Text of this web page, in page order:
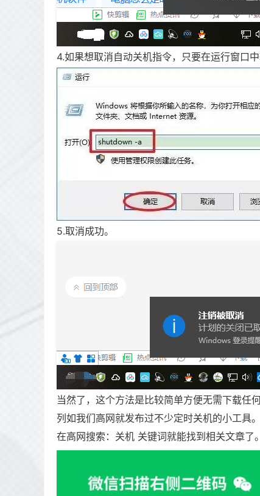
4.如果想取消自动关机指令，只要在运行窗口中
5.取消成功。
当然了，这个方法是比较简单方便无需下载任
列如我们高网就发布过不少定时关机的小工具。
在高网搜索：关机 关键词就能找到相关文章了。